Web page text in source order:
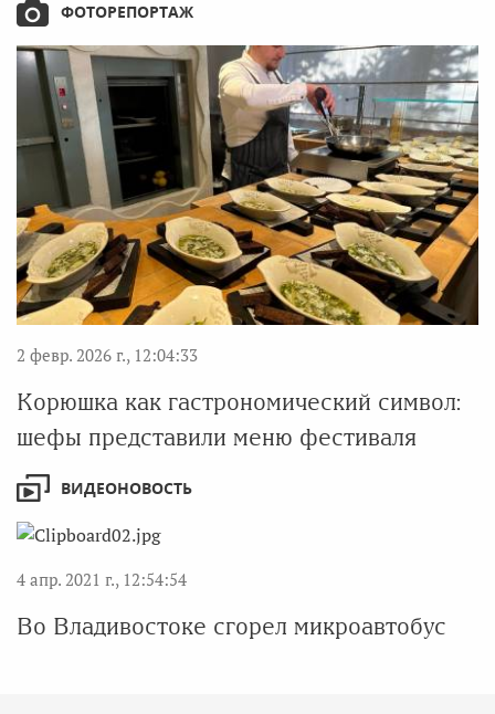
ФОТОРЕПОРТАЖ
2 февр. 2026 г., 12:04:33
Корюшка как гастрономический символ:
шефы представили меню фестиваля
ВИДЕОНОВОСТЬ
4 апр. 2021 г., 12:54:54
Во Владивостоке сгорел микроавтобус